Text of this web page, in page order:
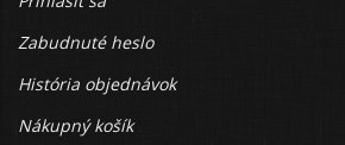
Zabudnuté heslo
História objednávok
Nákupný košík